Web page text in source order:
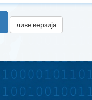
ливе верзија